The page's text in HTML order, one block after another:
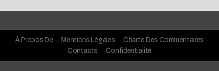
À Propos De Mentions Légales
Charte Des Commentaires
Contacts
Confidentialité